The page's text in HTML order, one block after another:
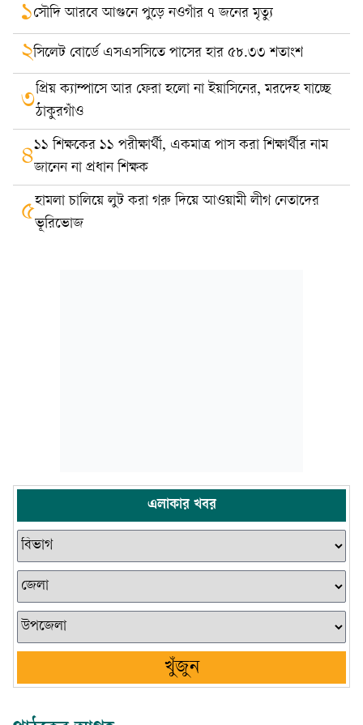
১সৌদি আরবে আগুনে পুড়ে নওগাঁর ৭ জনের মৃত্যু
২সিলেট বোর্ডে এসএসসিতে পাসের হার ৫৮.৩৩ শতাংশ
৩প্রিয় ক্যাম্পাসে আর ফেরা হলো না ইয়াসিনের, মরদেহ যাচ্ছে
ঠাকুরগাঁও
৪১১ শিক্ষকের ১১ পরীক্ষার্থী, একমাত্র পাস করা শিক্ষার্থীর নাম
জানেন না প্রধান শিক্ষক
৫হামলা চালিয়ে লুট করা গরু দিয়ে আওয়ামী লীগ নেতাদের
ভূরিভোজ
এলাকার খবর
খুঁজুন